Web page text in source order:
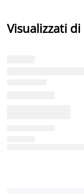
Visualizzati